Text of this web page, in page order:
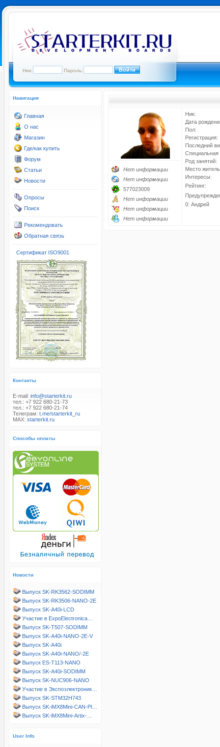
Ник: Пароль:
Навигация
Главная
О нас
Магазин
Где/как купить
Форум
Статьи
Новости
Опросы
Поиск
Рекомендовать
Обратная связь
Сертификат ISO9001
Контакты
E-mail: info@starterkit.ru
тел.: +7 922 680-21-73
тел.: +7 922 680-21-74
Телеграм: t.me/starterkit_ru
MAX: starterkit.ru
Способы оплаты
Новости
Выпуск SK-RK3562-SODIMM
Выпуск SK-RK3506-NANO-2E
Выпуск SK-A40i-LCD
Участие в ExpoElectronica…
Выпуск SK-T507-SODIMM
Выпуск SK-A40i-NANO-2E-V
Выпуск SK-A40i
Выпуск SK-A40i-NANO/-2E
Выпуск ES-T113-NANO
Выпуск SK-A40i-SODIMM
Выпуск SK-NUC906-NANO
Участие в Экспоэлектроник…
Выпуск SK-STM32H743
Выпуск SK-iMX8Mini-CAN-Pl…
Выпуск SK-iMX8Mini-Artix-…
User Info
Ник:
Дата
Пол:
Регистрация:
Последний
Специальная
Род занятий:
Место
Интересы:
Рейтинг:
0: Андрей
Нет информации
Нет информации
577023009
Нет информации
Нет информации
Нет информации